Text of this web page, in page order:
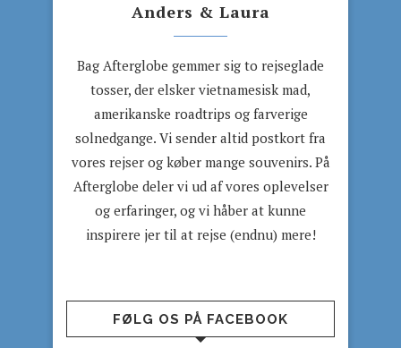
Anders & Laura
Bag Afterglobe gemmer sig to rejseglade
tosser, der elsker vietnamesisk mad,
amerikanske roadtrips og farverige
solnedgange. Vi sender altid postkort fra
vores rejser og køber mange souvenirs. På
Afterglobe deler vi ud af vores oplevelser
og erfaringer, og vi håber at kunne
inspirere jer til at rejse (endnu) mere!
FØLG OS PÅ FACEBOOK